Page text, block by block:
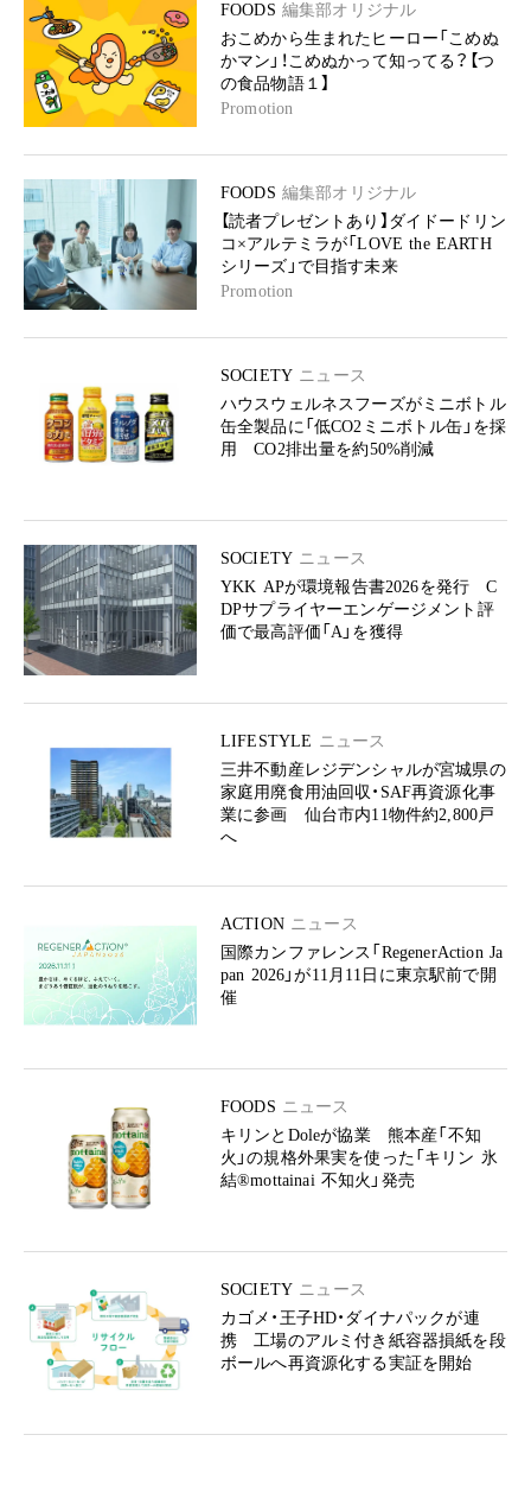
FOODS 編集部オリジナル
おこめから生まれたヒーロー「こめぬ
かマン」！こめぬかって知ってる？【つ
の食品物語１】
Promotion
FOODS 編集部オリジナル
【読者プレゼントあり】ダイドードリン
コ×アルテミラが「LOVE the EARTH
シリーズ」で目指す未来
Promotion
SOCIETY ニュース
ハウスウェルネスフーズがミニボトル
缶全製品に「低CO2ミニボトル缶」を採
用 CO2排出量を約50%削減
SOCIETY ニュース
YKK APが環境報告書2026を発行 C
DPサプライヤーエンゲージメント評
価で最高評価「A」を獲得
LIFESTYLE ニュース
三井不動産レジデンシャルが宮城県の
家庭用廃食用油回収・SAF再資源化事
業に参画 仙台市内11物件約2,800戸
へ
ACTION ニュース
国際カンファレンス「RegenerAction Ja
pan 2026」が11月11日に東京駅前で開
催
FOODS ニュース
キリンとDoleが協業 熊本産「不知
火」の規格外果実を使った「キリン 氷
結®mottainai 不知火」発売
SOCIETY ニュース
カゴメ・王子HD・ダイナパックが連
携 工場のアルミ付き紙容器損紙を段
ボールへ再資源化する実証を開始